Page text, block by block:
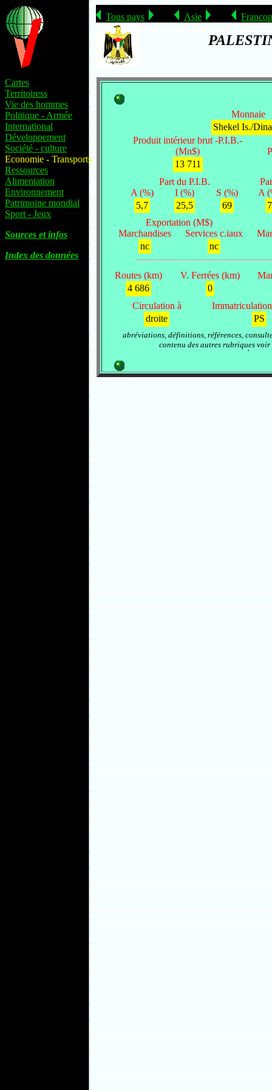
Tous pays Asie
Cartes
Territoiress
Vie des hommes
Politique - Armée
International
Développement
Société - culture
Economie - Transports
Ressources
Alimentation
Environnement
Patrimoine mondial
Sport - Jeux
Sources et infos
Index des données
Monnaie
Shekel Is./
Produit intérieur brut -P.I.B.-
(Mn$)
13 711
Part du P.I.B.
A (%)
I (%) S (%)
A
5,7
25,5 69
7
Exportation (M$)
Marchandises
Services c.iaux
nc
nc
Routes (km) V. Ferrées (km)
4 686
0
Circulation à
droite
PS
abréviations, définitions, références,
contenu des autres rubriques voir